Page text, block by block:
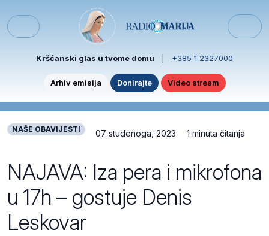
Menu
Kršćanski glas u tvome domu +385 1 2327000
Arhiv emisija Donirajte Video stream
NAŠE OBAVIJESTI 07 studenoga, 2023 1 minuta čitanja
NAJAVA: Iza pera i mikrofona
u 17h – gostuje Denis
Leskovar